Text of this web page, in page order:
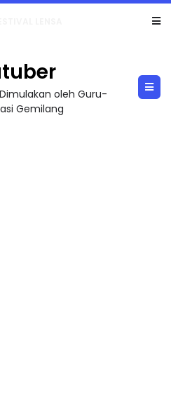
oleh Guru-
Gemilang